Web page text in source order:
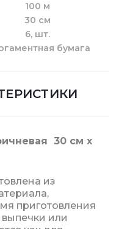
100 м
30 см
6, шт.
бумага
30 см х
​​из
приготовления
или